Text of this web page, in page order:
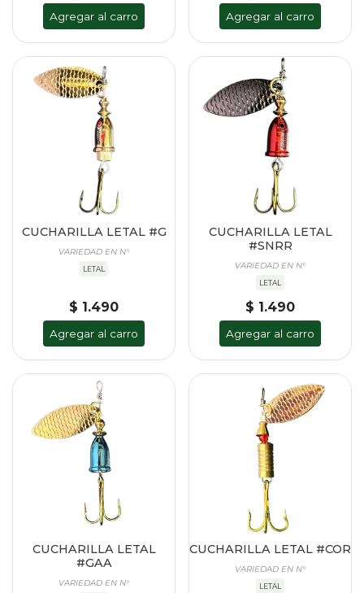
Agregar al carro Agregar al carro
CUCHARILLA LETAL #G
VARIEDAD EN N°
LETAL
$ 1.490
Agregar al carro
CUCHARILLA LETAL
#SNRR
VARIEDAD EN N°
LETAL
$ 1.490
Agregar al carro
CUCHARILLA LETAL
#GAA
VARIEDAD EN N°
CUCHARILLA LETAL #COR
VARIEDAD EN N°
LETAL